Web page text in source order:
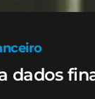
dados